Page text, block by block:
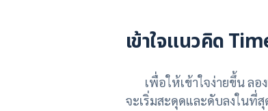
เข้าใจแนวคิด
เพื่อให้เข้าใจง่ายขึ้น ลอง
จะเริ่มสะดุดและดับลงในที่